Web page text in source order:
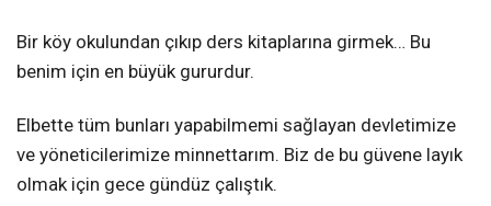
Bir köy okulundan çıkıp ders kitaplarına girmek… Bu
benim için en büyük gururdur.
Elbette tüm bunları yapabilmemi sağlayan devletimize
ve yöneticilerimize minnettarım. Biz de bu güvene layık
olmak için gece gündüz çalıştık.